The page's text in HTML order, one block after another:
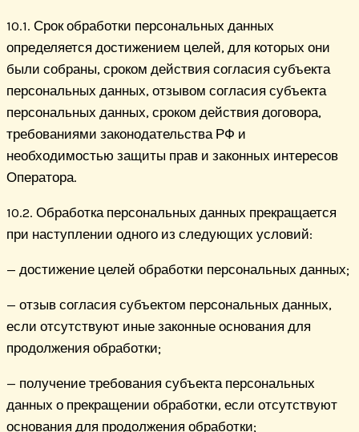
10.1. Срок обработки персональных данных
определяется достижением целей, для которых они
были собраны, сроком действия согласия субъекта
персональных данных, отзывом согласия субъекта
персональных данных, сроком действия договора,
требованиями законодательства РФ и
необходимостью защиты прав и законных интересов
Оператора.
10.2. Обработка персональных данных прекращается
при наступлении одного из следующих условий:
— достижение целей обработки персональных данных;
— отзыв согласия субъектом персональных данных,
если отсутствуют иные законные основания для
продолжения обработки;
— получение требования субъекта персональных
данных о прекращении обработки, если отсутствуют
основания для продолжения обработки;